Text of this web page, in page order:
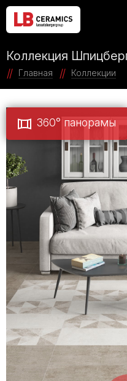
Коллекция
Главная Коллекции
360° панорамы